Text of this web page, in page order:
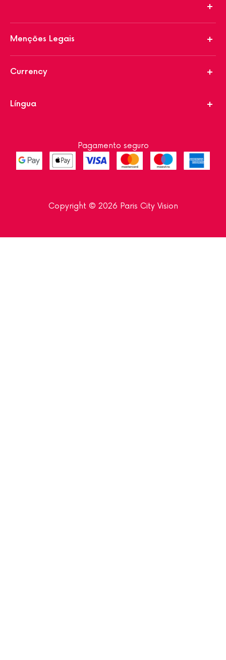
Menções Legais
Currency
Língua
Pagamento seguro
Copyright © 2026 Paris City Vision